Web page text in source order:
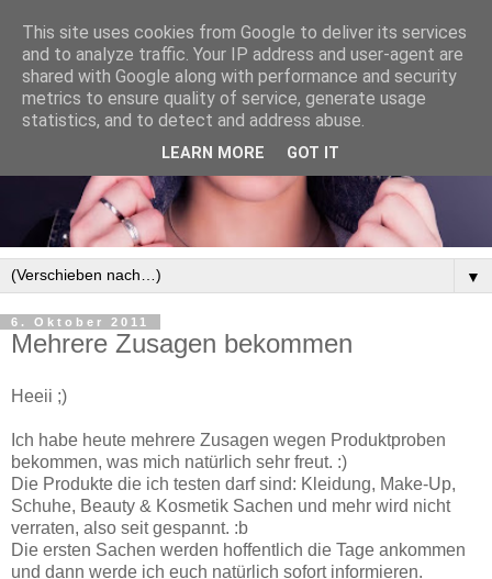
▼
6. Oktober 2011
Mehrere Zusagen bekommen
Heeii ;)
Ich habe heute mehrere Zusagen wegen Produktproben
bekommen, was mich natürlich sehr freut. :)
Die Produkte die ich testen darf sind: Kleidung, Make-Up,
Schuhe, Beauty & Kosmetik Sachen und mehr wird nicht
verraten, also seit gespannt. :b
Die ersten Sachen werden hoffentlich die Tage ankommen
und dann werde ich euch natürlich sofort informieren.
This site uses cookies from Google to deliver its services
and to analyze traffic. Your IP address and user-agent are
shared with Google along with performance and security
metrics to ensure quality of service, generate usage
statistics, and to detect and address abuse.
LEARN MORE GOT IT